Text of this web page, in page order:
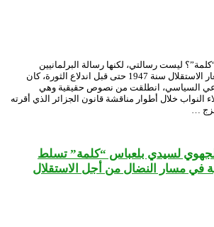
ليست رسالتي، لكنها رسالة البرلمانيين
الجزائريين الذين رفعوا شعار الاستقلال سنة 1947 حتى قبل اندلاع الثورة، كان
السياسي، انطلقت من نصوص حقيقية وهي
خلال أطوار مناقشة قانون الجزائر الذي أقرته
…
لسيدي بلعباس “كلمة” تسلط
في مسار النضال من أجل الاستقلال